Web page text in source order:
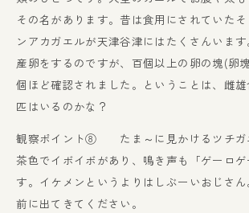
その名があります。昔は食用にされていた
ンアカガエルが天津谷津にはたくさんいま
産卵をするのですが、百個以上の卵の塊(卵
個ほど確認されました。ということは、雌
匹はいるのかな？
観察ポイント⑧ たま～に見かけるツチガ
茶色でイボイボがあり、鳴き声も「ゲーロ
す。イケメンというよりはしぶーいおじさ
前に出てきてください。